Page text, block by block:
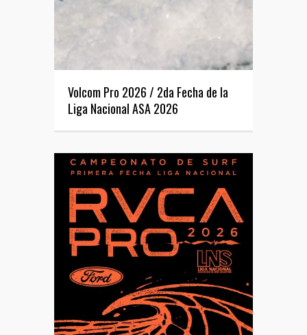
Volcom Pro 2026 / 2da Fecha de la
Liga Nacional ASA 2026